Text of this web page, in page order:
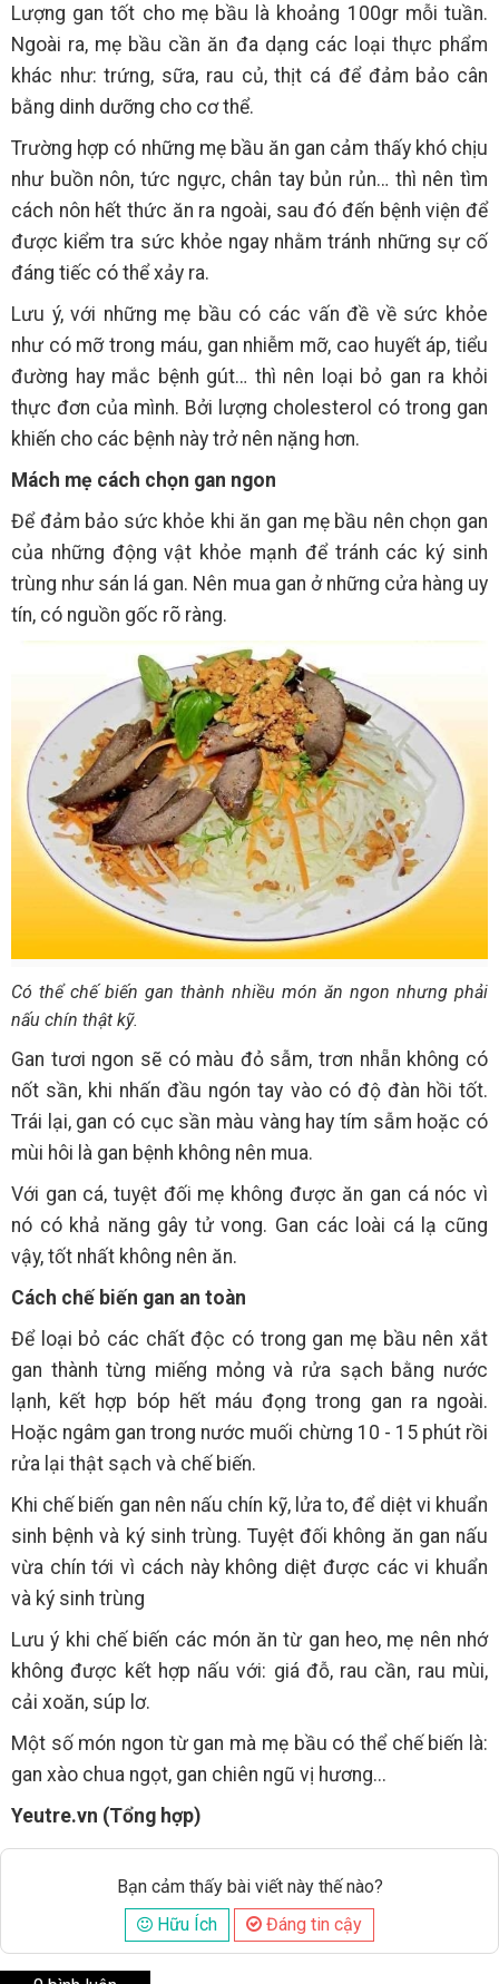
Lượng gan tốt cho mẹ bầu là khoảng 100gr mỗi tuần.
Ngoài ra, mẹ bầu cần ăn đa dạng các loại thực phẩm
khác như: trứng, sữa, rau củ, thịt cá để đảm bảo cân
bằng dinh dưỡng cho cơ thể.
Trường hợp có những mẹ bầu ăn gan cảm thấy khó chịu
như buồn nôn, tức ngực, chân tay bủn rủn… thì nên tìm
cách nôn hết thức ăn ra ngoài, sau đó đến bệnh viện để
được kiểm tra sức khỏe ngay nhằm tránh những sự cố
đáng tiếc có thể xảy ra.
Lưu ý, với những mẹ bầu có các vấn đề về sức khỏe
như có mỡ trong máu, gan nhiễm mỡ, cao huyết áp, tiểu
đường hay mắc bệnh gút… thì nên loại bỏ gan ra khỏi
thực đơn của mình. Bởi lượng cholesterol có trong gan
khiến cho các bệnh này trở nên nặng hơn.
Mách mẹ cách chọn gan ngon
Để đảm bảo sức khỏe khi ăn gan mẹ bầu nên chọn gan
của những động vật khỏe mạnh để tránh các ký sinh
trùng như sán lá gan. Nên mua gan ở những cửa hàng uy
tín, có nguồn gốc rõ ràng.
Có thể chế biến gan thành nhiều món ăn ngon nhưng phải
nấu chín thật kỹ.
Gan tươi ngon sẽ có màu đỏ sẫm, trơn nhẵn không có
nốt sần, khi nhấn đầu ngón tay vào có độ đàn hồi tốt.
Trái lại, gan có cục sần màu vàng hay tím sẫm hoặc có
mùi hôi là gan bệnh không nên mua.
Với gan cá, tuyệt đối mẹ không được ăn gan cá nóc vì
nó có khả năng gây tử vong. Gan các loài cá lạ cũng
vậy, tốt nhất không nên ăn.
Cách chế biến gan an toàn
Để loại bỏ các chất độc có trong gan mẹ bầu nên xắt
gan thành từng miếng mỏng và rửa sạch bằng nước
lạnh, kết hợp bóp hết máu đọng trong gan ra ngoài.
Hoặc ngâm gan trong nước muối chừng 10 - 15 phút rồi
rửa lại thật sạch và chế biến.
Khi chế biến gan nên nấu chín kỹ, lửa to, để diệt vi khuẩn
sinh bệnh và ký sinh trùng. Tuyệt đối không ăn gan nấu
vừa chín tới vì cách này không diệt được các vi khuẩn
và ký sinh trùng
Lưu ý khi chế biến các món ăn từ gan heo, mẹ nên nhớ
không được kết hợp nấu với: giá đỗ, rau cần, rau mùi,
cải xoăn, súp lơ.
Một số món ngon từ gan mà mẹ bầu có thể chế biến là:
gan xào chua ngọt, gan chiên ngũ vị hương...
Yeutre.vn (Tổng hợp)
Bạn cảm thấy bài viết này thế nào?
Hữu Ích
Đáng tin cậy